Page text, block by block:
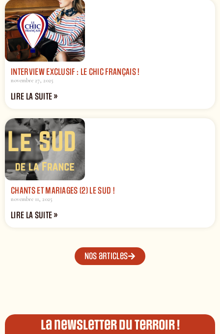
INTERVIEW EXCLUSIF : LE CHIC FRANÇAIS !
novembre 27, 2025
LIRE LA SUITE »
CHANTS ET MARIAGES (2) LE SUD !
novembre 11, 2025
LIRE LA SUITE »
Nos articles
La newsletter du terroir !